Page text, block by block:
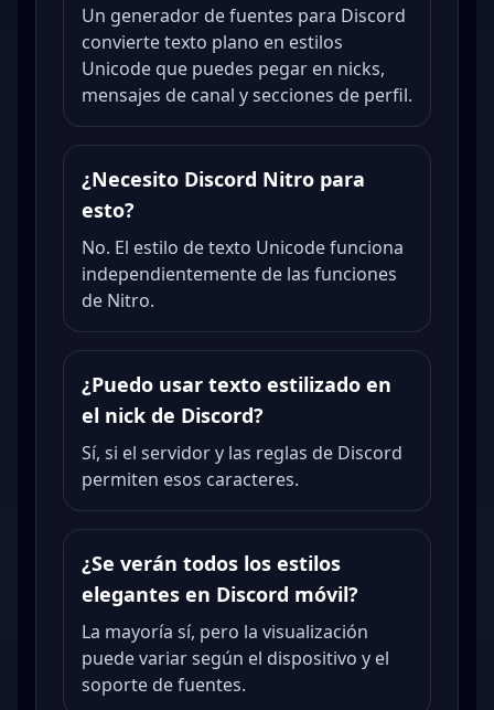
Un generador de fuentes para Discord
convierte texto plano en estilos
Unicode que puedes pegar en nicks,
mensajes de canal y secciones de perfil.
¿Necesito Discord Nitro para
esto?
No. El estilo de texto Unicode funciona
independientemente de las funciones
de Nitro.
¿Puedo usar texto estilizado en
el nick de Discord?
Sí, si el servidor y las reglas de Discord
permiten esos caracteres.
¿Se verán todos los estilos
elegantes en Discord móvil?
La mayoría sí, pero la visualización
puede variar según el dispositivo y el
soporte de fuentes.